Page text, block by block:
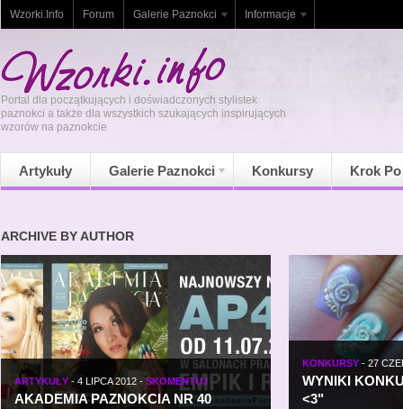
Wzorki.Info Forum Galerie Paznokci Informacje
Portal dla początkujących i doświadczonych stylistek
paznokci a także dla wszystkich szukających inspirujących
wzorów na paznokcie
Artykuły Galerie Paznokci Konkursy Krok
ARCHIVE BY AUTHOR
ARTYKUŁY - 4 LIPCA 2012 - SKOMENTUJ
AKADEMIA PAZNOKCIA NR 40
KONKURSY - 27
WYNIKI
<3"